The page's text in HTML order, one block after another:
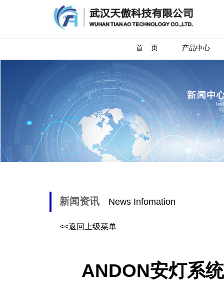
首 页 产品中心
新闻资讯 News Infomation
<<返回上级菜单
ANDON安灯系